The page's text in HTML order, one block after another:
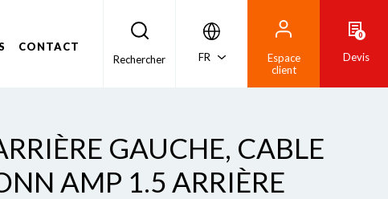
CONTACT
Rechercher
FR
Espace
client
0
Devis
GAUCHE, CABLE
AMP 1.5 ARRIÈRE